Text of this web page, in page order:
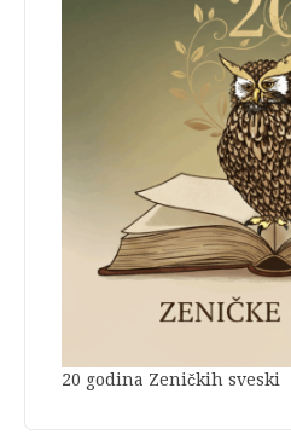
20 godina Zeničkih sveski